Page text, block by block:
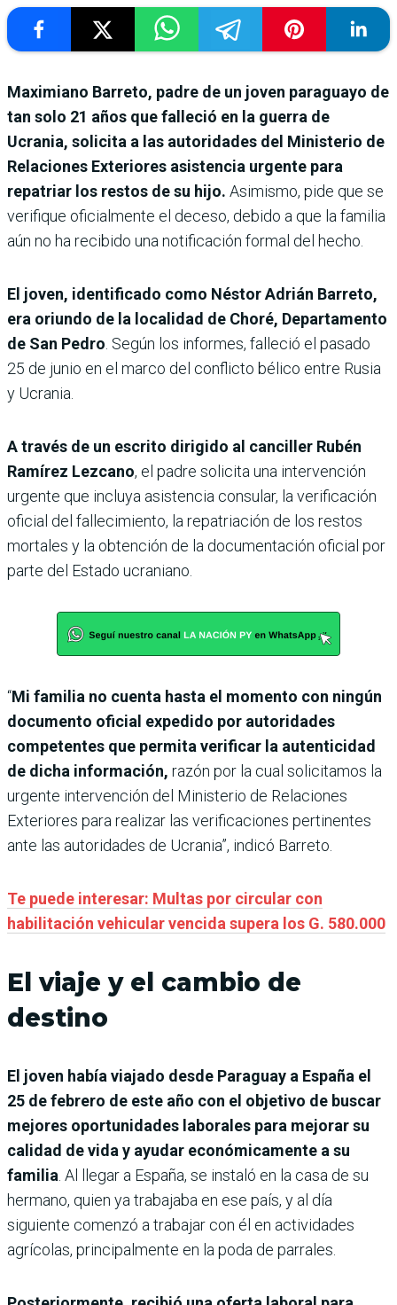
Maximiano Barreto, padre de un joven paraguayo de
tan solo 21 años que falleció en la guerra de
Ucrania, solicita a las autoridades del Ministerio de
Relaciones Exteriores asistencia urgente para
repatriar los restos de su hijo. Asimismo, pide que se
verifique oficialmente el deceso, debido a que la familia
aún no ha recibido una notificación formal del hecho.
El joven, identificado como Néstor Adrián Barreto,
era oriundo de la localidad de Choré, Departamento
de San Pedro . Según los informes, falleció el pasado
25 de junio en el marco del conflicto bélico entre Rusia
y Ucrania.
A través de un escrito dirigido al canciller Rubén
Ramírez Lezcano, el padre solicita una intervención
urgente que incluya asistencia consular, la verificación
oficial del fallecimiento, la repatriación de los restos
mortales y la obtención de la documentación oficial por
parte del Estado ucraniano.
“Mi familia no cuenta hasta el momento con ningún
documento oficial expedido por autoridades
competentes que permita verificar la autenticidad
de dicha información, razón por la cual solicitamos la
urgente intervención del Ministerio de Relaciones
Exteriores para realizar las verificaciones pertinentes
ante las autoridades de Ucrania”, indicó Barreto.
Te puede interesar: Multas por circular con
habilitación vehicular vencida supera los G. 580.000
El viaje y el cambio de
destino
El joven había viajado desde Paraguay a España el
25 de febrero de este año con el objetivo de buscar
mejores oportunidades laborales para mejorar su
calidad de vida y ayudar económicamente a su
familia . Al llegar a España, se instaló en la casa de su
hermano, quien ya trabajaba en ese país, y al día
siguiente comenzó a trabajar con él en actividades
agrícolas, principalmente en la poda de parrales.